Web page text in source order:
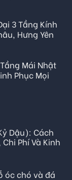
3 Tầng Kính
Hưng Yên
Tầng Mái Nhật
Phục Mọi
Dậu): Cách
Phí Và Kinh
óc chó và đá